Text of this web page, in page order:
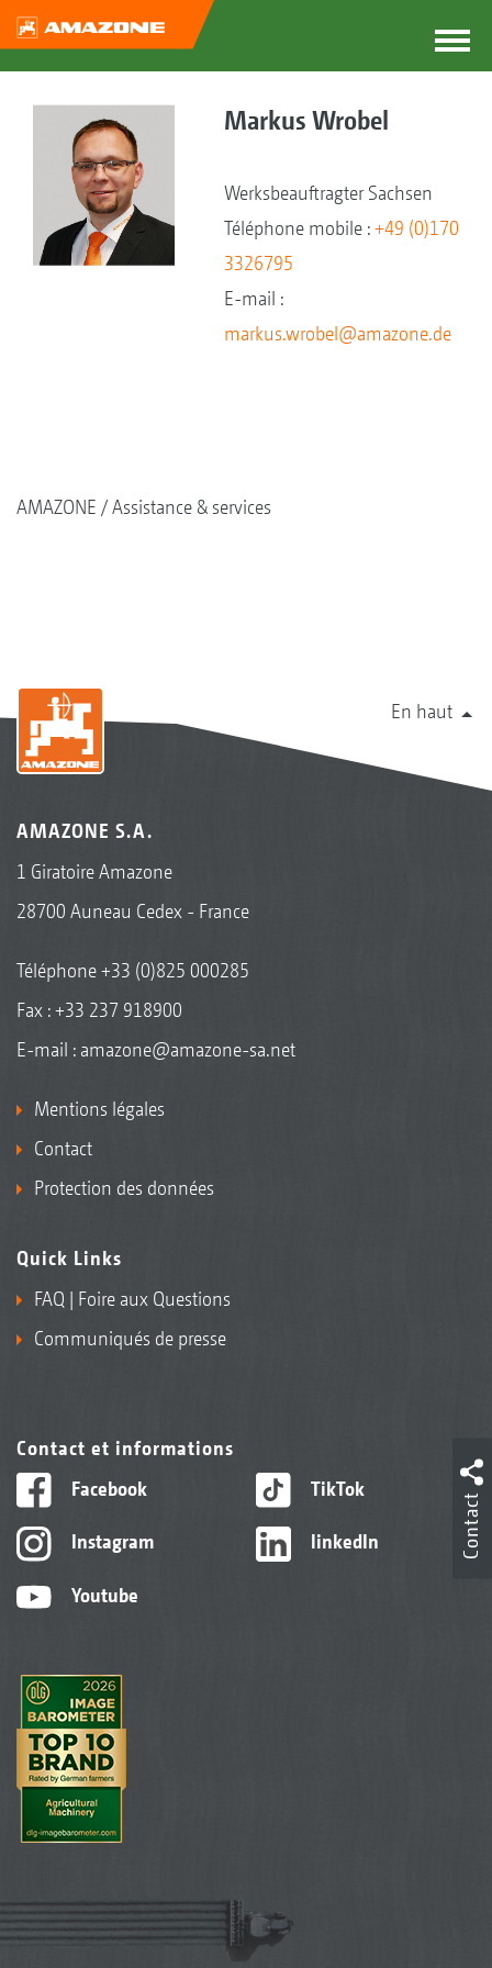
Markus Wrobel
Werksbeauftragter Sachsen
Téléphone mobile :+49 (0)170
3326795
E-mail :
markus.wrobel@amazone.de
AMAZONE Assistance & services
En haut
AMAZONE S.A.
1 Giratoire Amazone
28700 Auneau Cedex - France
Téléphone+33 (0)825 000285
Fax : +33 237 918900
E-mail : amazone@amazone-sa.net
Mentions légales
Contact
Protection des données
Quick Links
FAQ | Foire aux Questions
Communiqués de presse
Contact et informations
Facebook
Instagram
Youtube
TikTok
linkedIn Contact